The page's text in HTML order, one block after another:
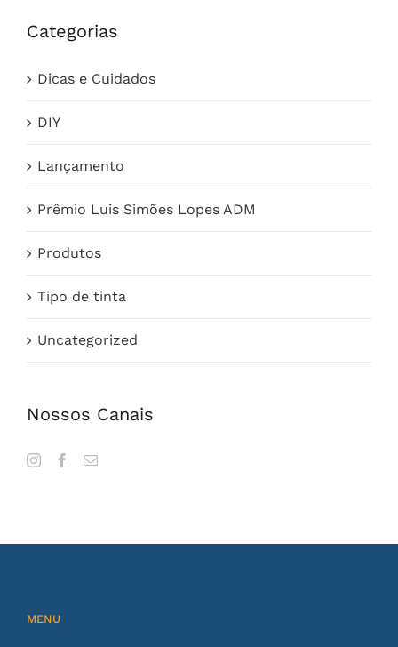
Categorias
Dicas e Cuidados
DIY
Lançamento
Prêmio Luis Simões Lopes ADM
Produtos
Tipo de tinta
Uncategorized
Nossos Canais
MENU